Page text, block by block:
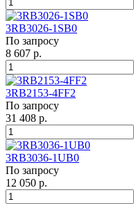
3RB3026-1SB0
По запросу
8 607 р.
3RB2153-4FF2
По запросу
31 408 р.
3RB3036-1UB0
По запросу
12 050 р.